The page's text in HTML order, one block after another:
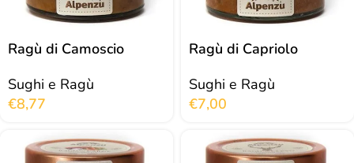
Ragù di Camoscio
Sughi e Ragù
€8,77
Ragù di Capriolo
Sughi e Ragù
€7,00